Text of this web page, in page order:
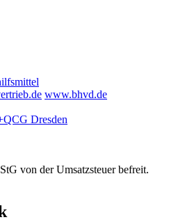
www.bhvd.de
Dresden
von der Umsatzsteuer befreit.